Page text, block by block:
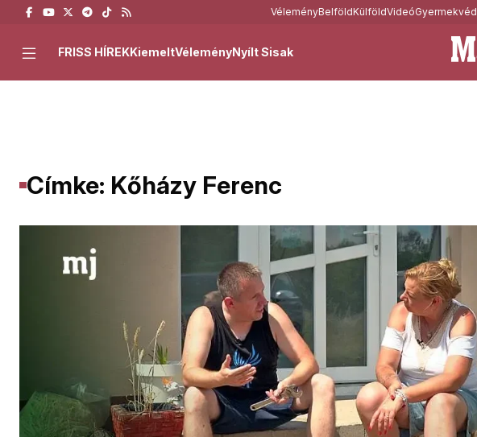
VéleményBelföldKülföldVideó
FRISS HÍREKKiemeltVéleményNyílt Sisak
Címke: Kőházy Ferenc